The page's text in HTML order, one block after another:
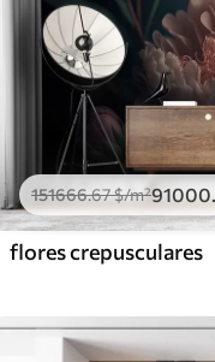
151666.67$/m²91000
flores crepusculares